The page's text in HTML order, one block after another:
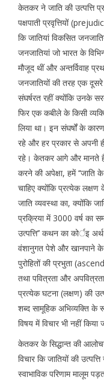
केतकर ने जाति की उत्पत्ति
पक्षपाती प्रवृत्तियों
कि जातियां विकसित
जनजातियां जो भारत के
मौजूद थीं और अन्तर्विवाह
जनजातियों की तरह एक
संघर्षरत रहीं क्योंकि उनके
फिर एक कबीले के किसी
लिया था। इन संघर्षों के
रहे और हर प्रकार से अपनी
रहे। केतकर आगे और मानते हैं
करने की अपेक्षा, हमें ‘‘जाति
चाहिए क्योंकि प्रत्येक लक्षण
जाति व्यवस्था का, क्योंकि
प्रक्रिया में 3000 वर्ष का
उत्पत्ति’’ कथन का कोर्इ
वंशानुगत पेशे और खानपाने के
पुरोहितों की प्रभुता
तथा पवित्रता और
प्रत्येक घटना (लक्षण) की
शब्द सामूहिक अभिव्यक्ति के
विषय में विचार भी नहीं
केतकर के सिद्धान्त की
विचार कि जातियों की
स्वाभाविक परिणाम मालूम